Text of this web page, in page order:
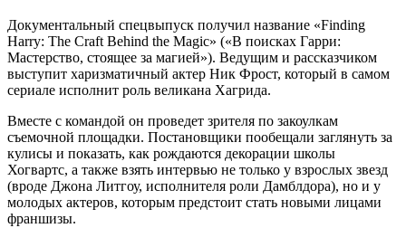
Документальный спецвыпуск получил название «Finding
Harry: The Craft Behind the Magic» («В поисках Гарри:
Мастерство, стоящее за магией»). Ведущим и рассказчиком
выступит харизматичный актер Ник Фрост, который в самом
сериале исполнит роль великана Хагрида.
Вместе с командой он проведет зрителя по закоулкам
съемочной площадки. Постановщики пообещали заглянуть за
кулисы и показать, как рождаются декорации школы
Хогвартс, а также взять интервью не только у взрослых звезд
(вроде Джона Литгоу, исполнителя роли Дамблдора), но и у
молодых актеров, которым предстоит стать новыми лицами
франшизы.